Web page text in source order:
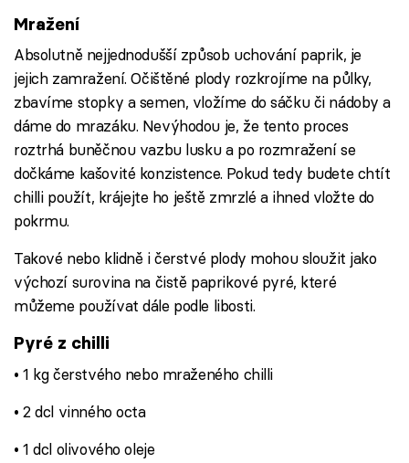
Mražení
Absolutně nejjednodušší způsob uchování paprik, je
jejich zamražení. Očištěné plody rozkrojíme na půlky,
zbavíme stopky a semen, vložíme do sáčku či nádoby a
dáme do mrazáku. Nevýhodou je, že tento proces
roztrhá buněčnou vazbu lusku a po rozmražení se
dočkáme kašovité konzistence. Pokud tedy budete chtít
chilli použít, krájejte ho ještě zmrzlé a ihned vložte do
pokrmu.
Takové nebo klidně i čerstvé plody mohou sloužit jako
výchozí surovina na čistě paprikové pyré, které
můžeme používat dále podle libosti.
Pyré z chilli
• 1 kg čerstvého nebo mraženého chilli
• 2 dcl vinného octa
• 1 dcl olivového oleje